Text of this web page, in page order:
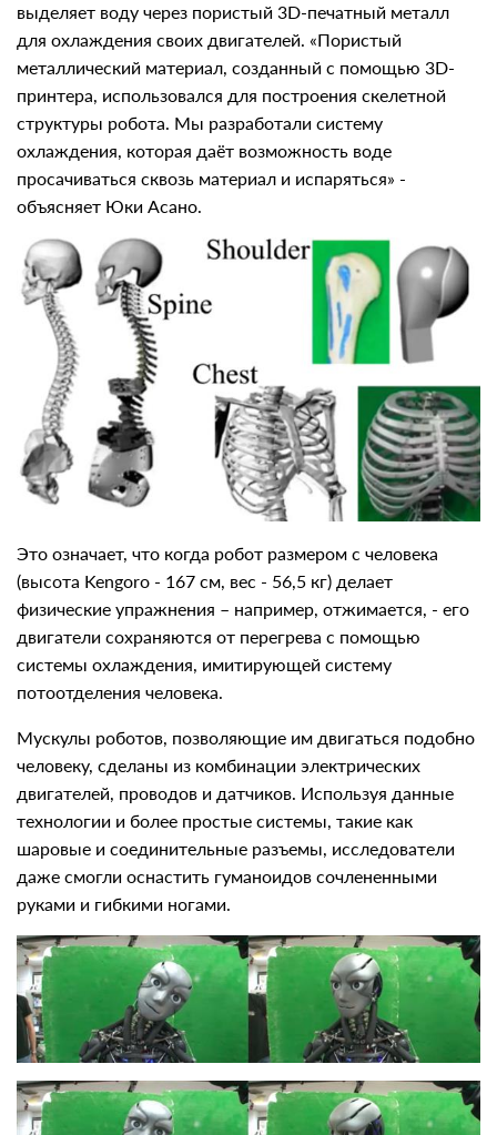
выделяет воду через пористый 3D-печатный металл
для охлаждения своих двигателей. «Пористый
металлический материал, созданный с помощью 3D-
принтера, использовался для построения скелетной
структуры робота. Мы разработали систему
охлаждения, которая даёт возможность воде
просачиваться сквозь материал и испаряться» -
объясняет Юки Асано.
Это означает, что когда робот размером с человека
(высота Kengoro - 167 см, вес - 56,5 кг) делает
физические упражнения – например, отжимается, - его
двигатели сохраняются от перегрева с помощью
системы охлаждения, имитирующей систему
потоотделения человека.
Мускулы роботов, позволяющие им двигаться подобно
человеку, сделаны из комбинации электрических
двигателей, проводов и датчиков. Используя данные
технологии и более простые системы, такие как
шаровые и соединительные разъемы, исследователи
даже смогли оснастить гуманоидов сочлененными
руками и гибкими ногами.